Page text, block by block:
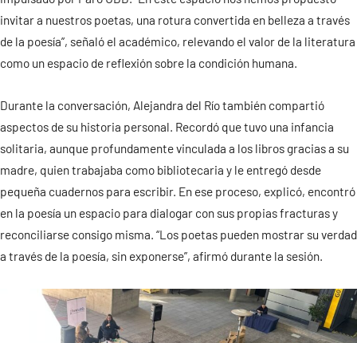
invitar a nuestros poetas, una rotura convertida en belleza a través
de la poesía”, señaló el académico, relevando el valor de la literatura
como un espacio de reflexión sobre la condición humana.
Durante la conversación, Alejandra del Río también compartió
aspectos de su historia personal. Recordó que tuvo una infancia
solitaria, aunque profundamente vinculada a los libros gracias a su
madre, quien trabajaba como bibliotecaria y le entregó desde
pequeña cuadernos para escribir. En ese proceso, explicó, encontró
en la poesía un espacio para dialogar con sus propias fracturas y
reconciliarse consigo misma. “Los poetas pueden mostrar su verdad
a través de la poesía, sin exponerse”, afirmó durante la sesión.